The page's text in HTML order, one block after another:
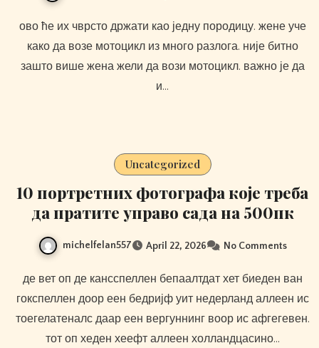
ово ће их чврсто држати као једну породицу. жене уче
како да возе мотоцикл из много разлога. није битно
зашто више жена жели да вози мотоцикл. важно је да
и…
Uncategorized
10 портретних фотографа које треба
да пратите управо сада на 500пк
michelfelan557 April 22, 2026 No Comments
де вет оп де кансспеллен бепаалтдат хет биеден ван
гокспеллен доор еен бедријф уит недерланд аллеен ис
тоегелатеналс даар еен вергуннинг воор ис афгегевен.
тот оп хеден хеефт аллеен холландцасино…